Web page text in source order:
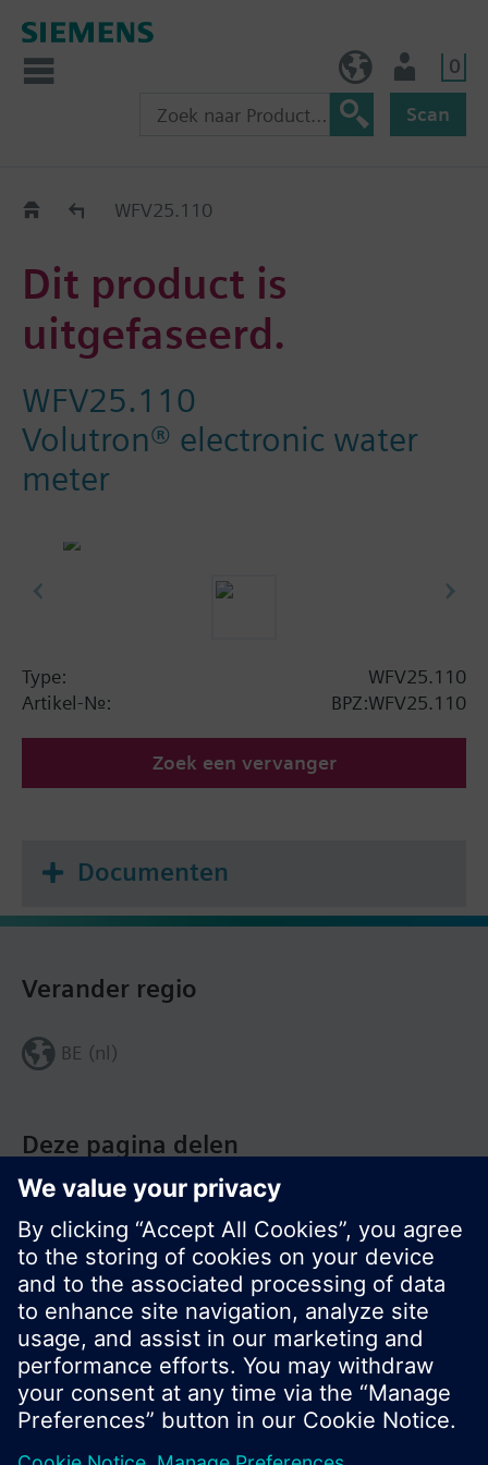
0
Scan
Old2NewWFV25.110
Dit product is
uitgefaseerd.
WFV25.110
Volutron® electronic water
meter
Type:
WFV25.110
Artikel-Nr.:
BPZ:WFV25.110
Zoek een vervanger
Documenten
Deze pagina delen
Verander regio
BE (nl)
© Siemens Nederland N.V. 2017